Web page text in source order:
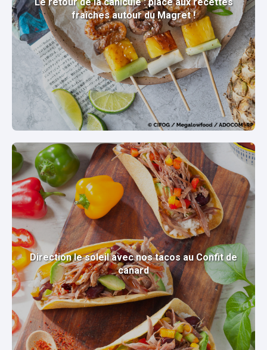
Le retour de la canicule : place aux recettes
fraîches autour du Magret !
Direction le soleil avec nos tacos au Confit de
canard